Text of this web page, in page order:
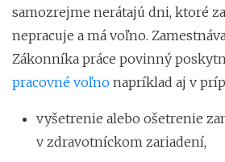
samozrejme nerátajú dni, ktoré
nepracuje a má voľno.
Zákonníka práce povinný
pracovné voľno napríklad aj v
vyšetrenie alebo ošetrenie
v zdravotníckom zariadení,